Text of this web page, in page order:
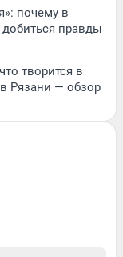
почему в
правды
творится в
Рязани — обзор